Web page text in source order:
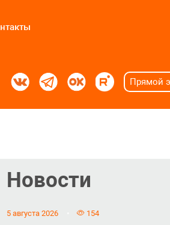
Прямой
Новости
5 августа 2026 154